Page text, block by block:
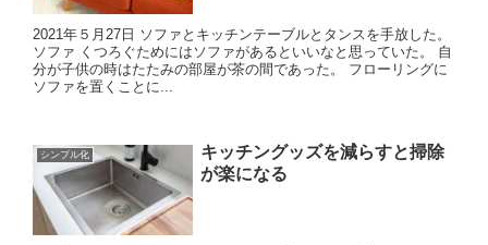
2021年５月27日 ソファとキッチンテーブルとタンスを手放した。
ソファ くつろぐためにはソファがあるといいなと思っていた。 自
分が子供の時はたたみの部屋が茶の間であった。 フローリングに
ソファを置くことに...
シンプル化
キッチングッズを減らすと掃除
が楽になる